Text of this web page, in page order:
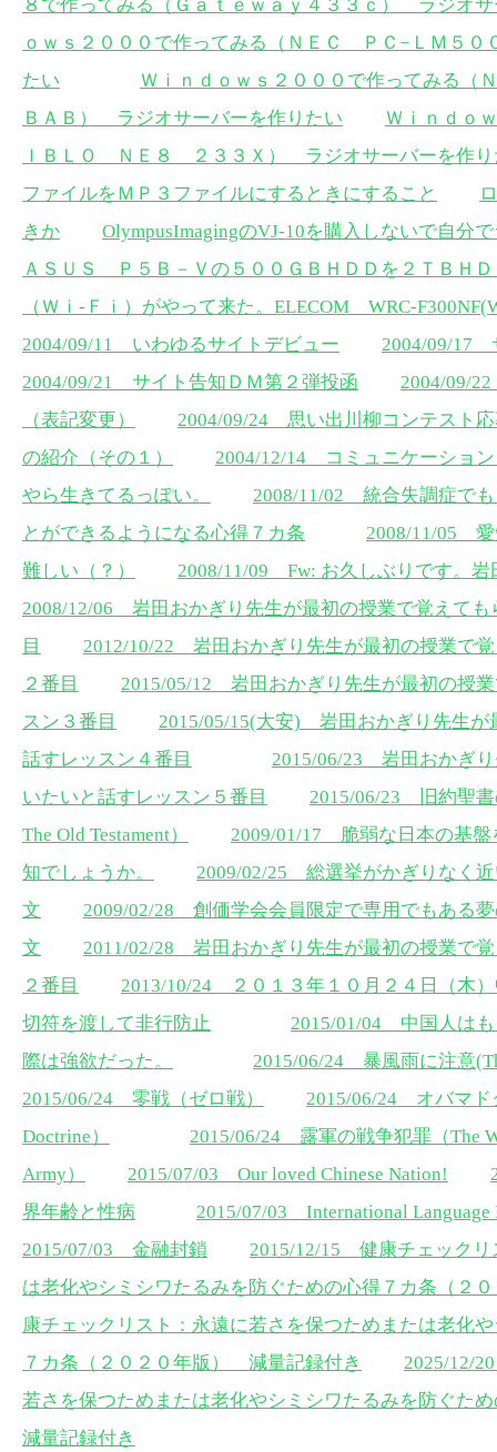
８で作ってみる（Ｇａｔｅｗａｙ４３３ｃ） ラジオ
ｏｗｓ２０００で作ってみる（ＮＥＣ ＰＣ−ＬＭ５
たい
Ｗｉｎｄｏｗｓ２０００で作ってみる
ＢＡＢ） ラジオサーバーを作りたい
Ｗｉｎｄｏ
ＩＢＬＯ ＮＥ８ ２３３Ｘ） ラジオサーバーを作り
ファイルをＭＰ３ファイルにするときにすること
きか
OlympusImagingのVJ-10を購入しないで自分
ＡＳＵＳ Ｐ５Ｂ－Ｖの５００ＧＢＨＤＤを２ＴＢＨ
（Ｗｉ-Ｆｉ）がやって来た。ELECOM WRC-
2004/09/11 いわゆるサイトデビュー
2004/09/17
2004/09/21 サイト告知ＤＭ第２弾投函
2004/09/
（表記変更）
2004/09/24 思い出川柳コンテスト
の紹介（その１）
2004/12/14 コミュニケーション
やら生きてるっぽい。
2008/11/02 統合失調症で
とができるようになる心得７カ条
2008/11/05 愛
難しい（？）
2008/11/09 Fw: お久しぶりです。岩
2008/12/06 岩田おかぎり先生が最初の授業で覚えても
目
2012/10/22 岩田おかぎり先生が最初の授業で
２番目
2015/05/12 岩田おかぎり先生が最初の授
スン３番目
2015/05/15(大安) 岩田おかぎり先生が
話すレッスン４番目
2015/06/23 岩田おかぎ
いたいと話すレッスン５番目
2015/06/23 旧約聖書
The Old Testament）
2009/01/17 脆弱な日本の基盤
知でしょうか。
2009/02/25 総選挙がかぎりなく
文
2009/02/28 創価学会会員限定で専用でもある
文
2011/02/28 岩田おかぎり先生が最初の授業で
２番目
2013/10/24 ２０１３年１０月２４日（木
切符を渡して非行防止
2015/01/04 中国人は
際は強欲だった。
2015/06/24 暴風雨に注意
2015/06/24 零戦（ゼロ戦）
2015/06/24 オバマド
Doctrine）
2015/06/24 露軍の戦争犯罪（The
Army）
2015/07/03 Our loved Chinese Nation!
界年齢と性病
2015/07/03 International Language
2015/07/03 金融封鎖
2015/12/15 健康チェックリ
は老化やシミシワたるみを防ぐための心得７カ条（２
康チェックリスト：永遠に若さを保つためまたは老化
７カ条（２０２０年版） 減量記録付き
2025/12/
若さを保つためまたは老化やシミシワたるみを防ぐ
減量記録付き